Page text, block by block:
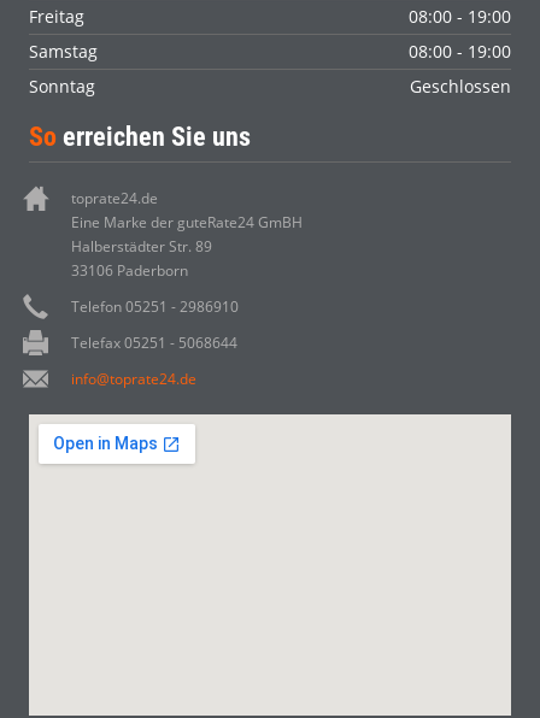
Freitag
08:00 - 19:00
Samstag
08:00 - 19:00
Sonntag
Geschlossen
So erreichen Sie uns
toprate24.de
Eine Marke der guteRate24 GmBH
Halberstädter Str. 89
33106 Paderborn
Telefon 05251 - 2986910
Telefax 05251 - 5068644
info@toprate24.de